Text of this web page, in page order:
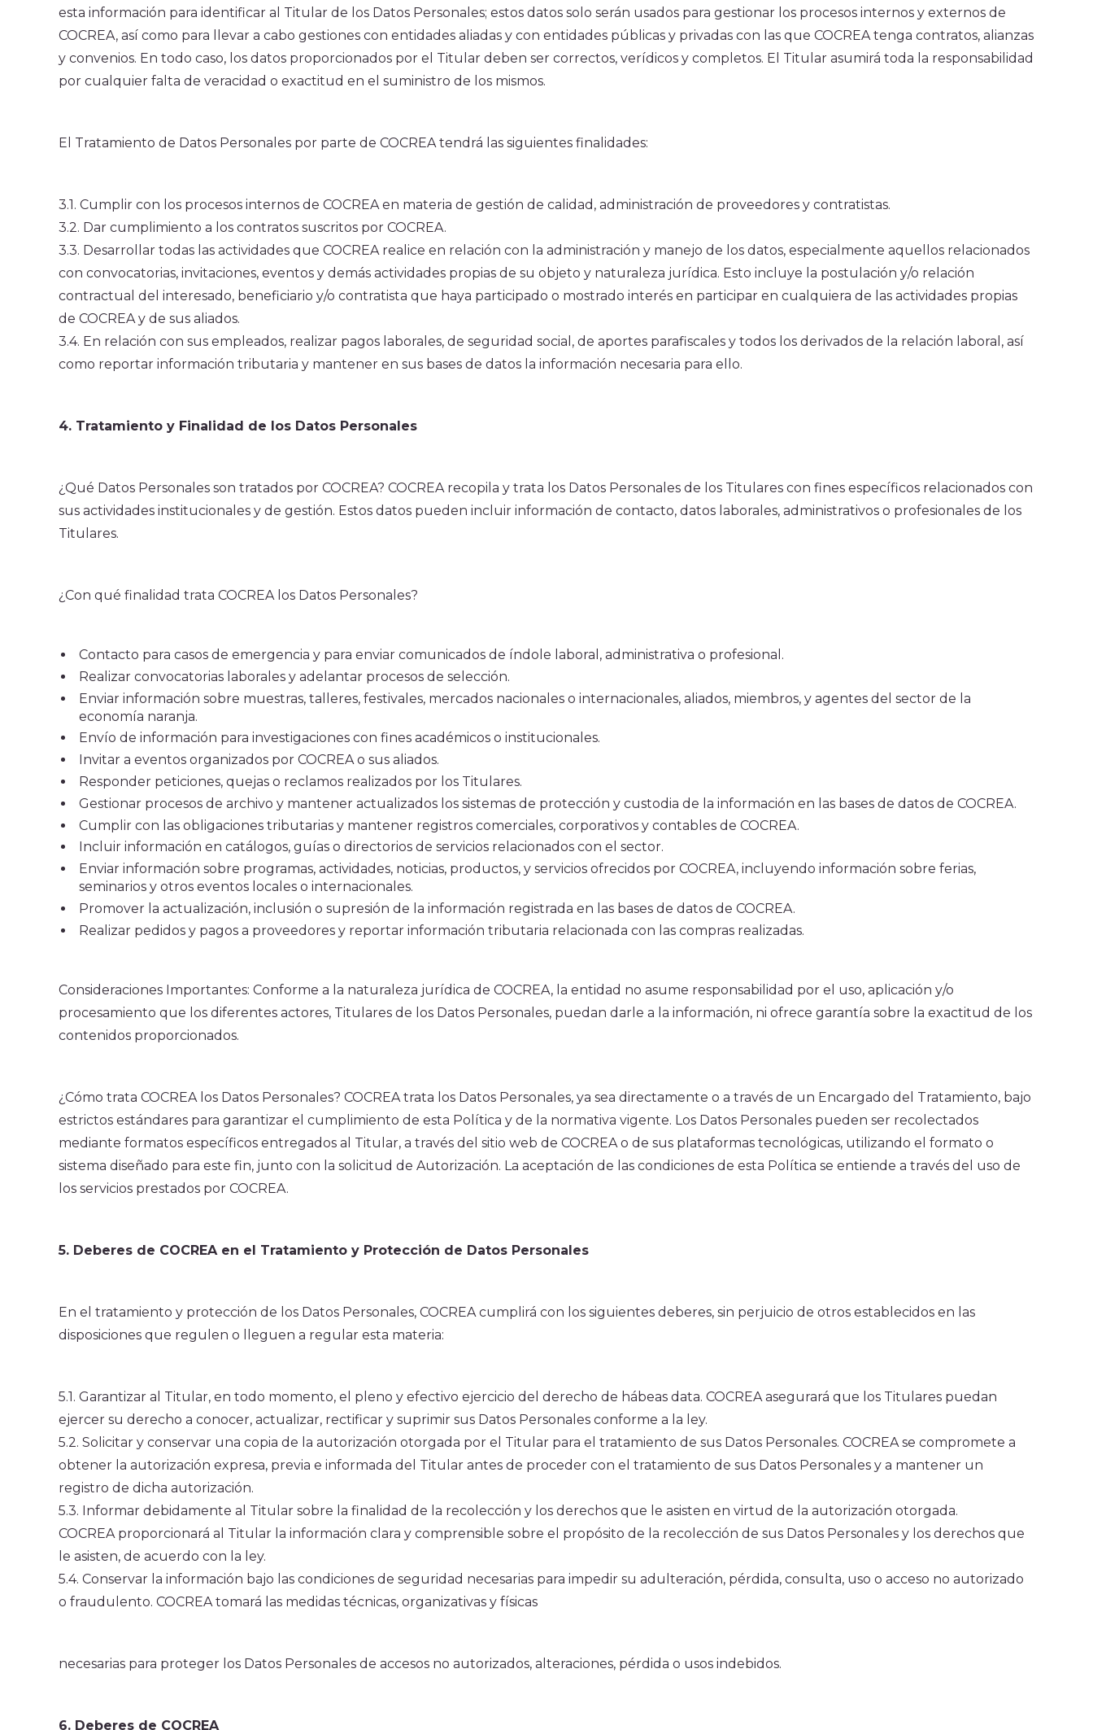
esta información para identificar al Titular de los Datos Personales; estos datos solo serán usados para gestionar los procesos internos y externos de
COCREA, así como para llevar a cabo gestiones con entidades aliadas y con entidades públicas y privadas con las que COCREA tenga contratos, alianzas
y convenios. En todo caso, los datos proporcionados por el Titular deben ser correctos, verídicos y completos. El Titular asumirá toda la responsabilidad
por cualquier falta de veracidad o exactitud en el suministro de los mismos.
El Tratamiento de Datos Personales por parte de COCREA tendrá las siguientes finalidades:
3.1. Cumplir con los procesos internos de COCREA en materia de gestión de calidad, administración de proveedores y contratistas.
3.2. Dar cumplimiento a los contratos suscritos por COCREA.
3.3. Desarrollar todas las actividades que COCREA realice en relación con la administración y manejo de los datos, especialmente aquellos relacionados
con convocatorias, invitaciones, eventos y demás actividades propias de su objeto y naturaleza jurídica. Esto incluye la postulación y/o relación
contractual del interesado, beneficiario y/o contratista que haya participado o mostrado interés en participar en cualquiera de las actividades propias
de COCREA y de sus aliados.
3.4. En relación con sus empleados, realizar pagos laborales, de seguridad social, de aportes parafiscales y todos los derivados de la relación laboral, así
como reportar información tributaria y mantener en sus bases de datos la información necesaria para ello.
4. Tratamiento y Finalidad de los Datos Personales
¿Qué Datos Personales son tratados por COCREA? COCREA recopila y trata los Datos Personales de los Titulares con fines específicos relacionados con
sus actividades institucionales y de gestión. Estos datos pueden incluir información de contacto, datos laborales, administrativos o profesionales de los
Titulares.
¿Con qué finalidad trata COCREA los Datos Personales?
Contacto para casos de emergencia y para enviar comunicados de índole laboral, administrativa o profesional.
Realizar convocatorias laborales y adelantar procesos de selección.
Enviar información sobre muestras, talleres, festivales, mercados nacionales o internacionales, aliados, miembros, y agentes del sector de la
economía naranja.
Envío de información para investigaciones con fines académicos o institucionales.
Invitar a eventos organizados por COCREA o sus aliados.
Responder peticiones, quejas o reclamos realizados por los Titulares.
Gestionar procesos de archivo y mantener actualizados los sistemas de protección y custodia de la información en las bases de datos de COCREA.
Cumplir con las obligaciones tributarias y mantener registros comerciales, corporativos y contables de COCREA.
Incluir información en catálogos, guías o directorios de servicios relacionados con el sector.
Enviar información sobre programas, actividades, noticias, productos, y servicios ofrecidos por COCREA, incluyendo información sobre ferias,
seminarios y otros eventos locales o internacionales.
Promover la actualización, inclusión o supresión de la información registrada en las bases de datos de COCREA.
Realizar pedidos y pagos a proveedores y reportar información tributaria relacionada con las compras realizadas.
Consideraciones Importantes: Conforme a la naturaleza jurídica de COCREA, la entidad no asume responsabilidad por el uso, aplicación y/o
procesamiento que los diferentes actores, Titulares de los Datos Personales, puedan darle a la información, ni ofrece garantía sobre la exactitud de los
contenidos proporcionados.
¿Cómo trata COCREA los Datos Personales? COCREA trata los Datos Personales, ya sea directamente o a través de un Encargado del Tratamiento, bajo
estrictos estándares para garantizar el cumplimiento de esta Política y de la normativa vigente. Los Datos Personales pueden ser recolectados
mediante formatos específicos entregados al Titular, a través del sitio web de COCREA o de sus plataformas tecnológicas, utilizando el formato o
sistema diseñado para este fin, junto con la solicitud de Autorización. La aceptación de las condiciones de esta Política se entiende a través del uso de
los servicios prestados por COCREA.
5. Deberes de COCREA en el Tratamiento y Protección de Datos Personales
En el tratamiento y protección de los Datos Personales, COCREA cumplirá con los siguientes deberes, sin perjuicio de otros establecidos en las
disposiciones que regulen o lleguen a regular esta materia:
5.1. Garantizar al Titular, en todo momento, el pleno y efectivo ejercicio del derecho de hábeas data. COCREA asegurará que los Titulares puedan
ejercer su derecho a conocer, actualizar, rectificar y suprimir sus Datos Personales conforme a la ley.
5.2. Solicitar y conservar una copia de la autorización otorgada por el Titular para el tratamiento de sus Datos Personales. COCREA se compromete a
obtener la autorización expresa, previa e informada del Titular antes de proceder con el tratamiento de sus Datos Personales y a mantener un
registro de dicha autorización.
5.3. Informar debidamente al Titular sobre la finalidad de la recolección y los derechos que le asisten en virtud de la autorización otorgada.
COCREA proporcionará al Titular la información clara y comprensible sobre el propósito de la recolección de sus Datos Personales y los derechos que
le asisten, de acuerdo con la ley.
5.4. Conservar la información bajo las condiciones de seguridad necesarias para impedir su adulteración, pérdida, consulta, uso o acceso no autorizado
o fraudulento. COCREA tomará las medidas técnicas, organizativas y físicas
necesarias para proteger los Datos Personales de accesos no autorizados, alteraciones, pérdida o usos indebidos.
6. Deberes de COCREA